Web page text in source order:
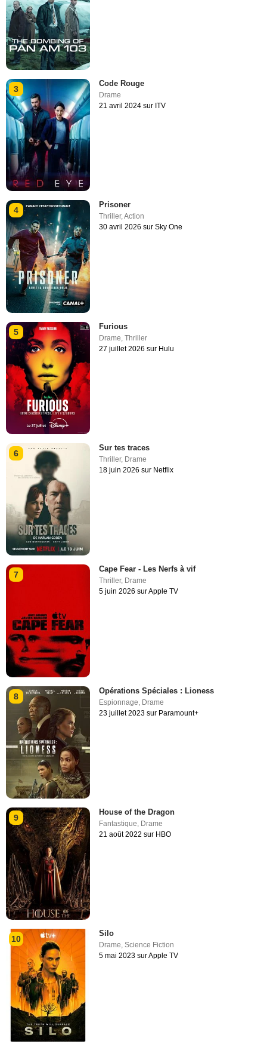
3
Code Rouge
Drame
21 avril 2024 sur ITV
4
Prisoner
Thriller,Action
30 avril 2026 sur Sky One
5
Furious
Drame ,Thriller
27 juillet 2026 sur Hulu
6
Sur tes traces
Thriller, Drame
18 juin 2026 sur Netflix
7
Cape Fear - Les Nerfs à vif
Thriller, Drame
5 juin 2026 sur Apple TV
8
Opérations Spéciales : Lioness
Espionnage Drame
23 juillet 2023 sur Paramount+
9
House of the Dragon
Fantastique, Drame
21 août 2022 sur HBO
10
Silo
Drame,Science Fiction
5 mai 2023 sur Apple TV